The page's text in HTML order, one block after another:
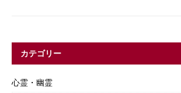
カテゴリー
心霊・幽霊